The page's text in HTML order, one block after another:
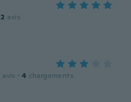
2 avis
avis · 4 chargements